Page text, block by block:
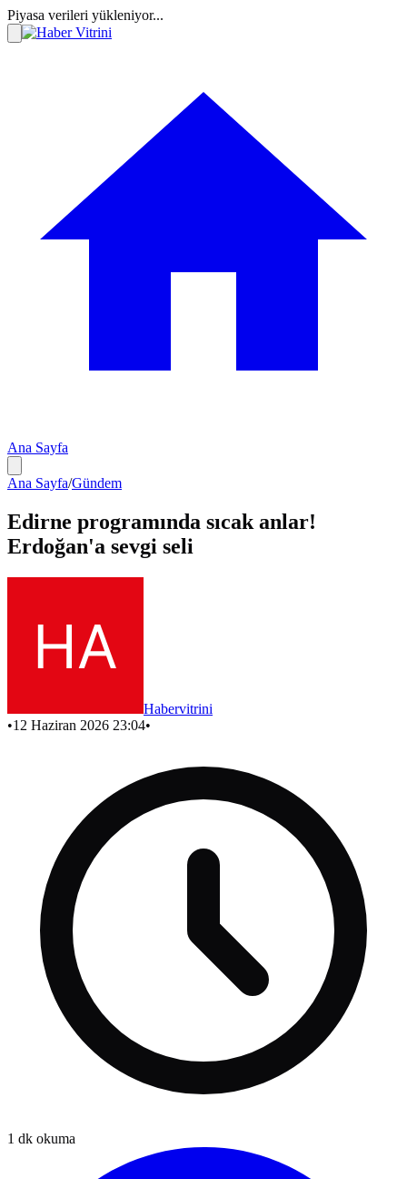
Piyasa verileri yükleniyor...
Ana Sayfa
Ana Sayfa/Gündem
Edirne programında sıcak anlar!
Erdoğan'a sevgi seli
Habervitrini
•12 Haziran 2026 23:04•
1 dk okuma